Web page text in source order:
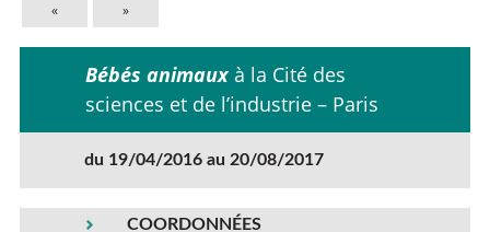
« »
Bébés animauxà la Cité des
sciences et de l’industrie – Paris
du 19/04/2016 au 20/08/2017
COORDONNÉES